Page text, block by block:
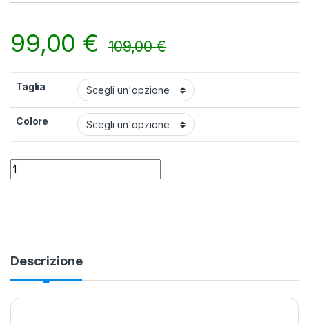
99,00 € 109,00€
Taglia
Colore
Pantaloni da neve Columbia Ride On quantity
Descrizione